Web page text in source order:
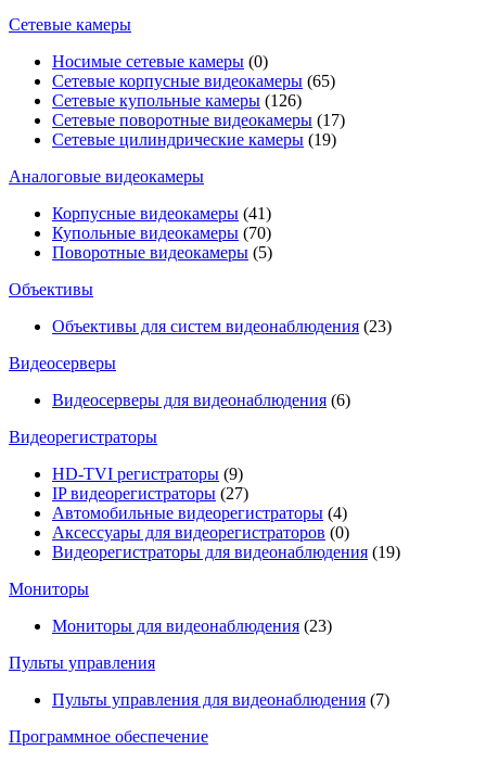
Сетевые камеры
Носимые сетевые камеры (0)
Сетевые корпусные видеокамеры (65)
Сетевые купольные камеры (126)
Сетевые поворотные видеокамеры (17)
Сетевые цилиндрические камеры (19)
Аналоговые видеокамеры
Корпусные видеокамеры (41)
Купольные видеокамеры (70)
Поворотные видеокамеры (5)
Объективы
Объективы для систем видеонаблюдения (23)
Видеосерверы
Видеосерверы для видеонаблюдения (6)
Видеорегистраторы
HD-TVI регистраторы (9)
IP видеорегистраторы (27)
Автомобильные видеорегистраторы (4)
Аксессуары для видеорегистраторов (0)
Видеорегистраторы для видеонаблюдения (19)
Мониторы
Мониторы для видеонаблюдения (23)
Пульты управления
Пульты управления для видеонаблюдения (7)
Программное обеспечение